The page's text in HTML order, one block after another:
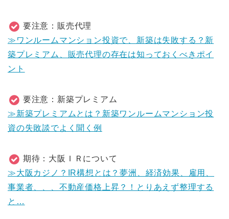
要注意：販売代理
≫ワンルームマンション投資で、新築は失敗する？新
築プレミアム、販売代理の存在は知っておくべきポイ
ント
要注意：新築プレミアム
≫新築プレミアムとは？新築ワンルームマンション投
資の失敗談でよく聞く例
期待：大阪ＩＲについて
≫大阪カジノ？IR構想とは？夢洲、経済効果、雇用、
事業者、、、不動産価格上昇？！とりあえず整理する
と…